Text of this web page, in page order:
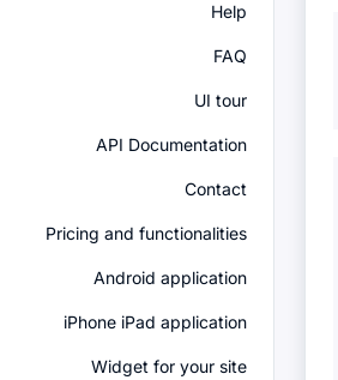
Help
FAQ
UI tour
API Documentation
Contact
Pricing and functionalities
Android application
iPhone iPad application
Widget for your site